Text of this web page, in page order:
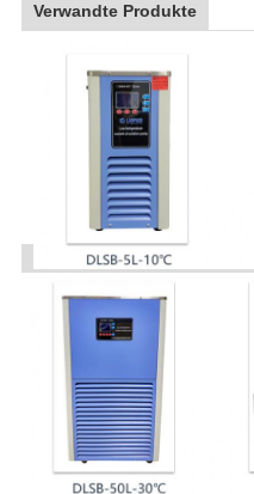
Verwandte Produkte